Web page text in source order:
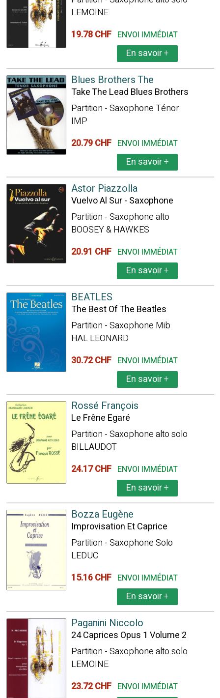
LEMOINE
19.78 CHF ENVOI IMMÉDIAT
En savoir+
Blues Brothers The
Take The Lead Blues Brothers
Partition - Saxophone Ténor
IMP
20.79 CHF ENVOI IMMÉDIAT
En savoir+
Astor Piazzolla
Vuelvo Al Sur - Saxophone
Partition - Saxophone alto
BOOSEY & HAWKES
20.91 CHF ENVOI IMMÉDIAT
En savoir+
BEATLES
The Best Of The Beatles
Partition - Saxophone Mib
HAL LEONARD
30.72 CHF ENVOI IMMÉDIAT
En savoir+
Rossé François
Le Frêne Egaré
Partition - Saxophone alto solo
BILLAUDOT
24.17 CHF ENVOI IMMÉDIAT
En savoir+
Bozza Eugène
Improvisation Et Caprice
Partition - Saxophone Solo
LEDUC
15.16 CHF ENVOI IMMÉDIAT
En savoir+
Paganini Niccolo
24 Caprices Opus 1 Volume 2
Partition - Saxophone alto solo
LEMOINE
23.72 CHF ENVOI IMMÉDIAT